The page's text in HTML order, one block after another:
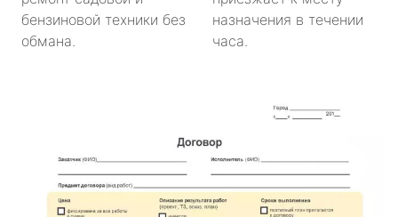
бензиновой техники без
обмана.
назначения в течении
часа.